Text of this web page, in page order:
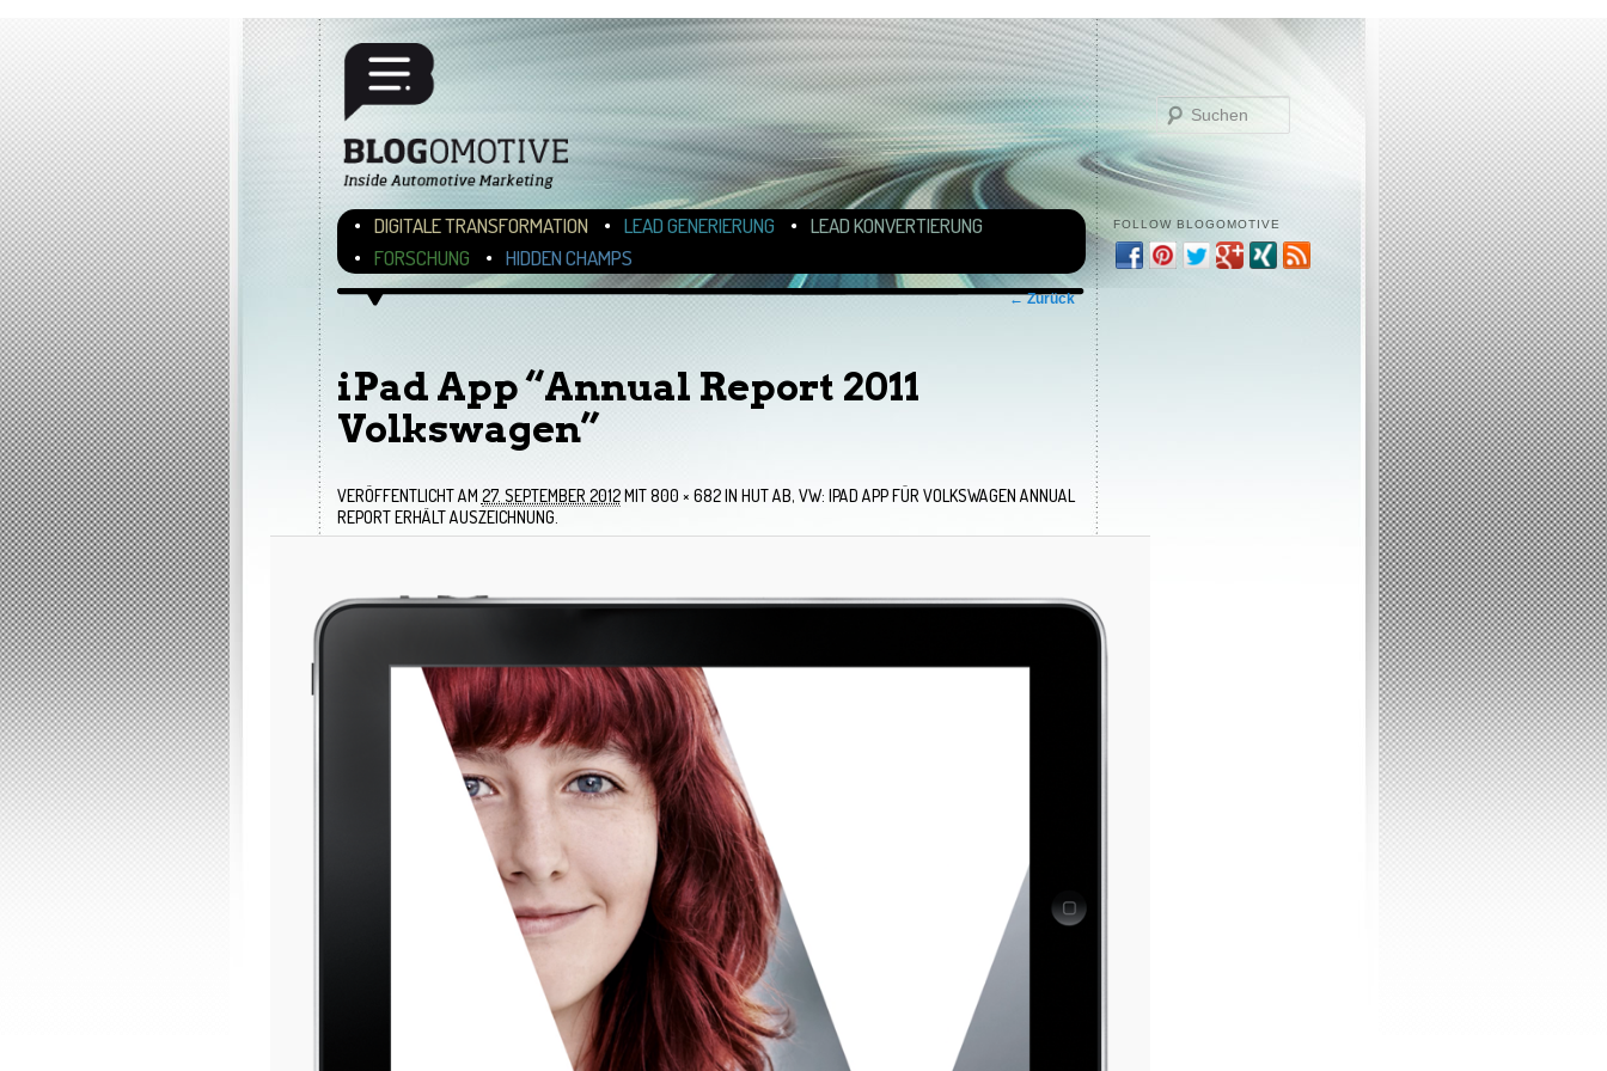
Hauptmenü
ZUM INHALT WECHSELN
ZUM SEKUNDÄREN INHALT WECHSELN
DIGITALE TRANSFORMATION LEAD GENERIERUNG
LEAD KONVERTIERUNG
FORSCHUNG
HIDDEN CHAMPS
FOLLOW BLOGOMOTIVE
Bilder-Navigation ← Zurück
iPad App “Annual Report 2011
Volkswagen”
VERÖFFENTLICHT AM 27. SEPTEMBER 2012MIT800 × 682IN HUT AB, VW: IPAD APP FÜR VOLKSWAGEN ANNUAL
REPORT ERHÄLT AUSZEICHNUNG.